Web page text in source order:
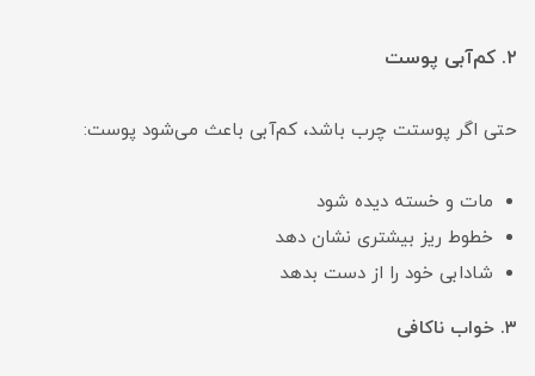
۲. کم‌آبی پوست
حتی اگر پوستت چرب باشد، کم‌آبی باعث می‌شود پوست:
مات و خسته دیده شود
خطوط ریز بیشتری نشان دهد
شادابی خود را از دست بدهد
۳. خواب ناکافی